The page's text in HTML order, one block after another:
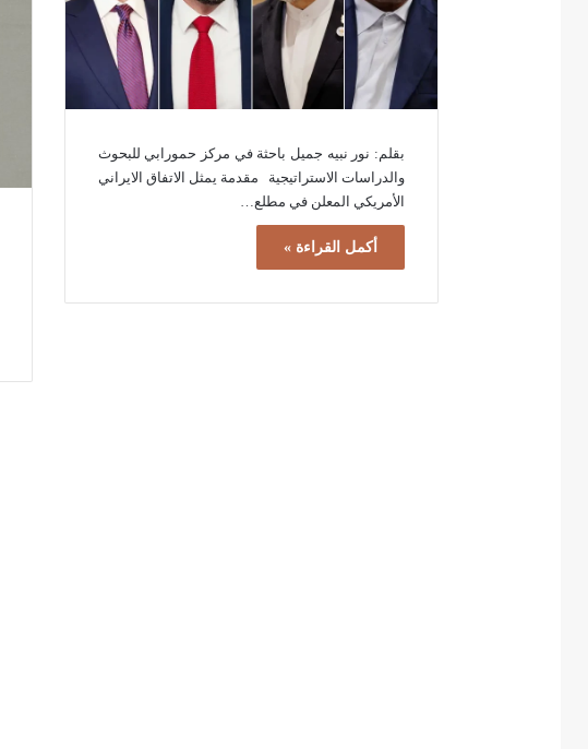
بقلم: نور نبيه جميل باحثة في مركز حمورابي للبحوث
والدراسات الاستراتيجية مقدمة يمثل الاتفاق الايراني
الأمريكي المعلن في مطلع…
أكمل القراءة »